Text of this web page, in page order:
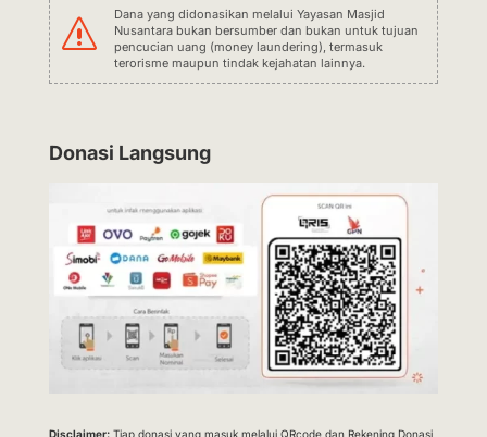
s
Dana yang didonasikan melalui Yayasan Masjid
Nusantara bukan bersumber dan bukan untuk tujuan
pencucian uang (money laundering), termasuk
terorisme maupun tindak kejahatan lainnya.
Donasi Langsung
Disclaimer:Tiap donasi yang masuk melalui QRcode dan Rekening Donasi